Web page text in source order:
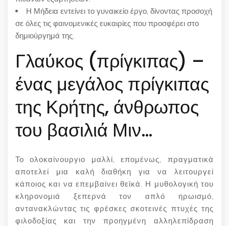
Η Μήδεια εντείνει το γυναικείο έργο, δίνοντας προσοχή
σε όλες τις φαινομενικές ευκαιρίες που προσφέρει στο
δημιούργημά της.
Γλαύκος (πρίγκιπας) –
ένας μεγάλος πρίγκιπας
της Κρήτης, άνθρωπος
του βασιλιά Μιν…
Το ολοκαίνουργιο μαλλί, επομένως, πραγματικά
αποτελεί μια καλή διαθήκη για να λειτουργεί
κάποιος και να επεμβαίνει θεϊκά. Η μυθολογική του
κληρονομιά ξεπερνά τον απλό ηρωισμό,
αντανακλώντας τις φρέσκες σκοτεινές πτυχές της
φιλοδοξίας και την προηγμένη αλληλεπίδραση